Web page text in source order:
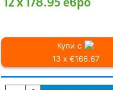
12 x 178.95 евро
Купи с
13 x €166.67